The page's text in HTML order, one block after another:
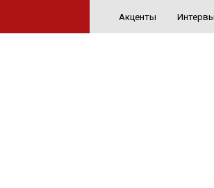
Акценты